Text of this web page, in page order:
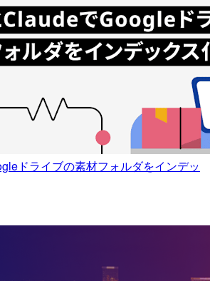
ドライブの素材フォルダをインデッ